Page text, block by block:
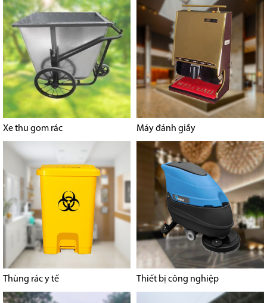
Xe thu gom rác Máy đánh giầy
Thùng rác y tế Thiết bị công nghiệp